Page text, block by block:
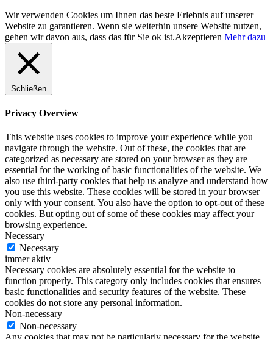
Wir verwenden Cookies um Ihnen das beste Erlebnis auf unserer
Website zu garantieren. Wenn sie weiterhin unsere Website nutzen,
gehen wir davon aus, dass das für Sie ok ist.Akzeptieren Mehr dazu
Schließen
Privacy Overview
This website uses cookies to improve your experience while you
navigate through the website. Out of these, the cookies that are
categorized as necessary are stored on your browser as they are
essential for the working of basic functionalities of the website. We
also use third-party cookies that help us analyze and understand how
you use this website. These cookies will be stored in your browser
only with your consent. You also have the option to opt-out of these
cookies. But opting out of some of these cookies may affect your
browsing experience.
Necessary
Necessary
immer aktiv
Necessary cookies are absolutely essential for the website to
function properly. This category only includes cookies that ensures
basic functionalities and security features of the website. These
cookies do not store any personal information.
Non-necessary
Non-necessary